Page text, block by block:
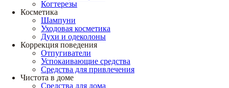
Когтерезы
Косметика
Шампуни
Уходовая косметика
Духи и одеколоны
Коррекция поведения
Отпугиватели
Успокаивающие средства
Средства для привлечения
Чистота в доме
Средства для дома